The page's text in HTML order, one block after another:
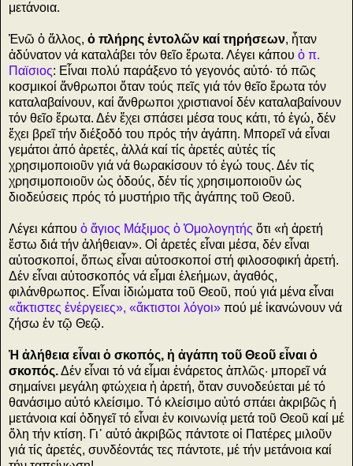
μετάνοια.
Ἐνῶ ὁ ἄλλος, ὁ πλήρης ἐντολῶν καί τηρήσεων, ἦταν
ἀδύνατον νά καταλάβει τόν θεῖο ἔρωτα. Λέγει κάπου ὁ π.
Παϊσιος: Εἶναι πολύ παράξενο τό γεγονός αὐτό· τό πῶς
κοσμικοί ἄνθρωποι ὅταν τούς πεῖς γιά τόν θεῖο ἔρωτα τόν
καταλαβαίνουν, καί ἄνθρωποι χριστιανοί δέν καταλαβαίνουν
τόν θεῖο ἔρωτα. Δέν ἔχει σπάσει μέσα τους κάτι, τό ἐγώ, δέν
ἔχει βρεῖ τήν διέξοδό του πρός τήν ἀγάπη. Μπορεῖ νά εἶναι
γεμάτοι ἀπό ἀρετές, ἀλλά καί τίς ἀρετές αὐτές τίς
χρησιμοποιοῦν γιά νά θωρακίσουν τό ἐγώ τους. Δέν τίς
χρησιμοποιοῦν ὡς ὁδούς, δέν τίς χρησιμοποιοῦν ὡς
διοδεύσεις πρός τό μυστήριο τῆς ἀγάπης τοῦ Θεοῦ.
Λέγει κάπου ὁ ἅγιος Μάξιμος ὁ Ὁμολογητής ὅτι «ἡ ἀρετή
ἔστω διά τήν ἀλήθειαν». Οἱ ἀρετές εἶναι μέσα, δέν εἶναι
αὐτοσκοποί, ὅπως εἶναι αὐτοσκοποί στή φιλοσοφική ἀρετή.
Δέν εἶναι αὐτοσκοπός νά εἶμαι ἐλεήμων, ἀγαθός,
φιλάνθρωπος. Εἶναι ἰδιώματα τοῦ Θεοῦ, πού γιά μένα εἶναι
«ἄκτιστες ἐνέργειες», «ἄκτιστοι λόγοι» πού μέ ἱκανώνουν νά
ζήσω ἐν τῷ Θεῷ.
Ἡ ἀλήθεια εἶναι ὁ σκοπός, ἡ ἀγάπη τοῦ Θεοῦ εἶναι ὁ
σκοπός.Δέν εἶναι τό νά εἶμαι ἐνάρετος ἁπλῶς· μπορεῖ νά
σημαίνει μεγάλη φτώχεια ἡ ἀρετή, ὅταν συνοδεύεται μέ τό
θανάσιμο αὐτό κλείσιμο. Τό κλείσιμο αὐτό σπάει ἀκριβῶς ἡ
μετάνοια καί ὁδηγεῖ τό εἶναι ἐν κοινωνίᾳ μετά τοῦ Θεοῦ καί μέ
ὅλη τήν κτίση. Γι᾿ αὐτό ἀκριβῶς πάντοτε οἱ Πατέρες μιλοῦν
γιά τίς ἀρετές, συνδέοντάς τες πάντοτε, μέ τήν μετάνοια καί